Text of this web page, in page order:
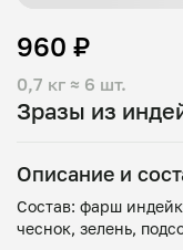
Зразы из
0,7 кг ≈ 6 шт.
960 ₽
Описание и
Состав: фарш